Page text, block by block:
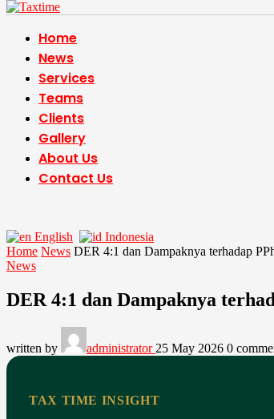
Home
News
Services
Teams
Clients
Gallery
About Us
Contact Us
English
Indonesia
Home News DER 4:1 dan Dampaknya terhadap
News
DER 4:1 dan Dampaknya
written by administrator 25 May 2026 0
TAX TIME INSIGHT